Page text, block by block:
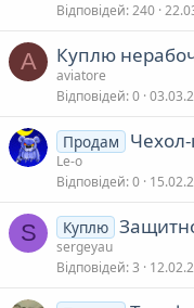
Відповідей 240
A Куплю
aviatore
Відповідей 0
Продам
Lе-o
Відповідей 0
S Куплю
sergeyau
Відповідей 3